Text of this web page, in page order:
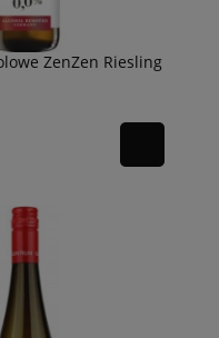
ZenZen Riesling